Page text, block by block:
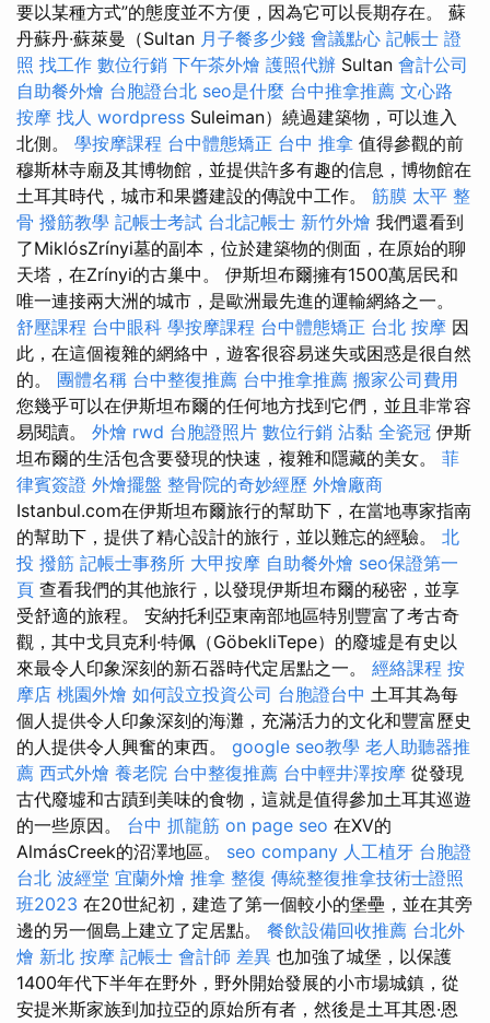
要以某種方式”的態度並不方便，因為它可以長期存在。 蘇
丹蘇丹·蘇萊曼（Sultan 月子餐多少錢 會議點心 記帳士 證
照 找工作 數位行銷 下午茶外燴 護照代辦 Sultan 會計公司
自助餐外燴 台胞證台北 seo是什麼 台中推拿推薦 文心路
按摩 找人 wordpress Suleiman）繞過建築物，可以進入
北側。 學按摩課程 台中體態矯正 台中 推拿 值得參觀的前
穆斯林寺廟及其博物館，並提供許多有趣的信息，博物館在
土耳其時代，城市和果醬建設的傳說中工作。 筋膜 太平 整
骨 撥筋教學 記帳士考試 台北記帳士 新竹外燴 我們還看到
了MiklósZrínyi墓的副本，位於建築物的側面，在原始的聊
天塔，在Zrínyi的古巢中。 伊斯坦布爾擁有1500萬居民和
唯一連接兩大洲的城市，是歐洲最先進的運輸網絡之一。
舒壓課程 台中眼科 學按摩課程 台中體態矯正 台北 按摩 因
此，在這個複雜的網絡中，遊客很容易迷失或困惑是很自然
的。 團體名稱 台中整復推薦 台中推拿推薦 搬家公司費用
您幾乎可以在伊斯坦布爾的任何地方找到它們，並且非常容
易閱讀。 外燴 rwd 台胞證照片 數位行銷 沾黏 全瓷冠 伊斯
坦布爾的生活包含要發現的快速，複雜和隱藏的美女。 菲
律賓簽證 外燴擺盤 整骨院的奇妙經歷 外燴廠商
Istanbul.com在伊斯坦布爾旅行的幫助下，在當地專家指南
的幫助下，提供了精心設計的旅行，並以難忘的經驗。 北
投 撥筋 記帳士事務所 大甲按摩 自助餐外燴 seo保證第一
頁 查看我們的其他旅行，以發現伊斯坦布爾的秘密，並享
受舒適的旅程。 安納托利亞東南部地區特別豐富了考古奇
觀，其中戈貝克利·特佩（GöbekliTepe）的廢墟是有史以
來最令人印象深刻的新石器時代定居點之一。 經絡課程 按
摩店 桃園外燴 如何設立投資公司 台胞證台中 土耳其為每
個人提供令人印象深刻的海灘，充滿活力的文化和豐富歷史
的人提供令人興奮的東西。 google seo教學 老人助聽器推
薦 西式外燴 養老院 台中整復推薦 台中輕井澤按摩 從發現
古代廢墟和古蹟到美味的食物，這就是值得參加土耳其巡遊
的一些原因。 台中 抓龍筋 on page seo 在XV的
AlmásCreek的沼澤地區。 seo company 人工植牙 台胞證
台北 波經堂 宜蘭外燴 推拿 整復 傳統整復推拿技術士證照
班2023 在20世紀初，建造了第一個較小的堡壘，並在其旁
邊的另一個島上建立了定居點。 餐飲設備回收推薦 台北外
燴 新北 按摩 記帳士 會計師 差異 也加強了城堡，以保護
1400年代下半年在野外，野外開始發展的小市場城鎮，從
安提米斯家族到加拉亞的原始所有者，然後是土耳其恩·恩